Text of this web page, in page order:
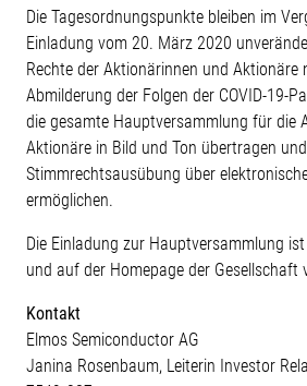
Die Tagesordnungspunkte bleiben im
Einladung vom 20. März 2020
Rechte der Aktionärinnen und Aktionäre
Abmilderung der Folgen der COVID-19-
die gesamte Hauptversammlung für die
Aktionäre in Bild und Ton übertragen
Stimmrechtsausübung über
ermöglichen.
Die Einladung zur Hauptversammlung
und auf der Homepage der Gesellschaft
Kontakt
Elmos Semiconductor AG
Janina Rosenbaum, Leiterin Investor